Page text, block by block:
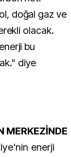
doğal gaz ve
olacak.
bu
diye
MERKEZİNDE
enerji